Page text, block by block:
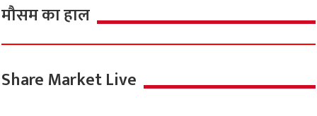
मौसम का हाल
Share Market Live